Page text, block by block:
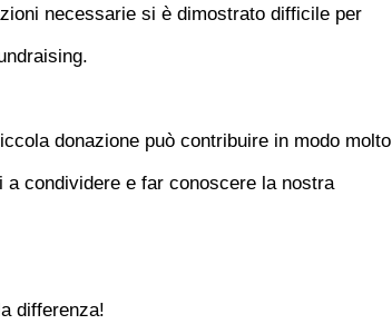
necessarie si è dimostrato difficile per
donazione può contribuire in modo molto
condividere e far conoscere la nostra
differenza!